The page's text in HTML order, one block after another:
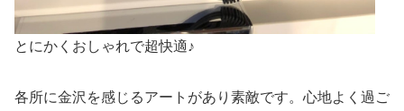
とにかくおしゃれで超快適♪
各所に金沢を感じるアートがあり素敵です。心地よく過ご